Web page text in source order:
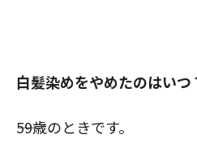
白髪染めをやめたのはいつ
――59歳のときです。